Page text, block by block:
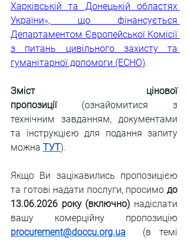
Харківській та Донецькій областях
України», що фінансується
Департаментом Європейської Комісії
з питань цивільного захисту та
гуманітарної допомоги (ECHO).
Зміст цінової
пропозиції (ознайомитися з
технічним завданням, документами
та інструкцією для подання запиту
можна ТУТ).
Якщо Ви зацікавились пропозицією
та готові надати послуги, просимо до
13.06.2026 року (включно) надіслати
procurement@doccu.org.ua
(в темі